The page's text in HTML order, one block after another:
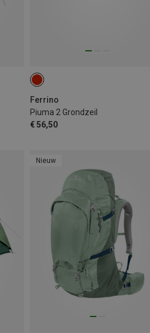
Ferrino
Piuma 2 Grondzeil
€ 56,50
Nieuw